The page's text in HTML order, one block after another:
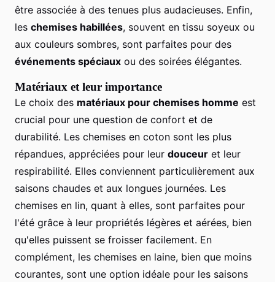
être associée à des tenues plus audacieuses. Enfin,
les chemises habillées, souvent en tissu soyeux ou
aux couleurs sombres, sont parfaites pour des
événements spéciaux ou des soirées élégantes.
Matériaux et leur importance
Le choix des matériaux pour chemises homme est
crucial pour une question de confort et de
durabilité. Les chemises en coton sont les plus
répandues, appréciées pour leur douceur et leur
respirabilité. Elles conviennent particulièrement aux
saisons chaudes et aux longues journées. Les
chemises en lin, quant à elles, sont parfaites pour
l'été grâce à leur propriétés légères et aérées, bien
qu'elles puissent se froisser facilement. En
complément, les chemises en laine, bien que moins
courantes, sont une option idéale pour les saisons